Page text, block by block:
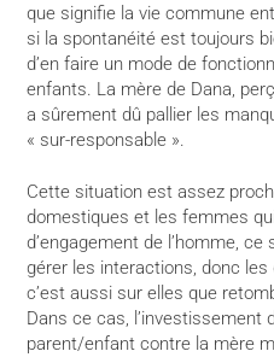
que signifie la vie commune
si la spontanéité est toujours
d’en faire un mode de
enfants. La mère de Dana,
a sûrement dû pallier les
« sur-responsable ».
Cette situation est assez
domestiques et les femmes
d’engagement de l’homme,
gérer les interactions, donc
c’est aussi sur elles que
Dans ce cas,
parent/enfant contre la mère